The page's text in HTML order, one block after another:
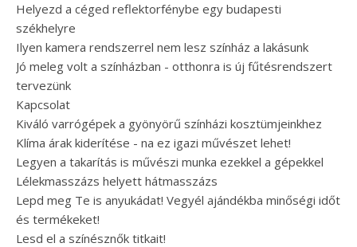
Helyezd a céged reflektorfénybe egy budapesti
székhelyre
Ilyen kamera rendszerrel nem lesz színház a lakásunk
Jó meleg volt a színházban - otthonra is új fűtésrendszert
tervezünk
Kapcsolat
Kiváló varrógépek a gyönyörű színházi kosztümjeinkhez
Klíma árak kiderítése - na ez igazi művészet lehet!
Legyen a takarítás is művészi munka ezekkel a gépekkel
Lélekmasszázs helyett hátmasszázs
Lepd meg Te is anyukádat! Vegyél ajándékba minőségi időt
és termékeket!
Lesd el a színésznők titkait!